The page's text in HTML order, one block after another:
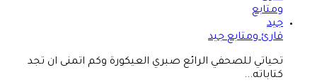
قارئ ومتابع جيد
تحياتي للصحفي الرائع صبري العيكورة وكم اتمنى ان تجد
كتاباته...